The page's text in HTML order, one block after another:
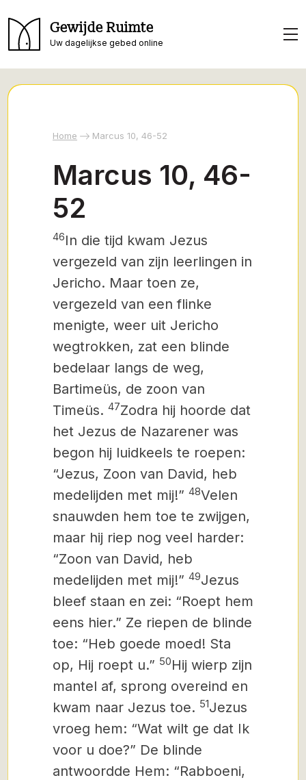
Gewijde Ruimte
Uw dagelijkse gebed online
Home Marcus 10, 46-52
Marcus 10, 46-
52
46In die tijd kwam Jezus
vergezeld van zijn leerlingen in
Jericho. Maar toen ze,
vergezeld van een flinke
menigte, weer uit Jericho
wegtrokken, zat een blinde
bedelaar langs de weg,
Bartimeüs, de zoon van
Timeüs. 47Zodra hij hoorde dat
het Jezus de Nazarener was
begon hij luidkeels te roepen:
“Jezus, Zoon van David, heb
medelijden met mij!” 48Velen
snauwden hem toe te zwijgen,
maar hij riep nog veel harder:
“Zoon van David, heb
medelijden met mij!” 49Jezus
bleef staan en zei: “Roept hem
eens hier.” Ze riepen de blinde
toe: “Heb goede moed! Sta
op, Hij roept u.” 50Hij wierp zijn
mantel af, sprong overeind en
kwam naar Jezus toe. 51Jezus
vroeg hem: “Wat wilt ge dat Ik
voor u doe?” De blinde
antwoordde Hem: “Rabboeni,